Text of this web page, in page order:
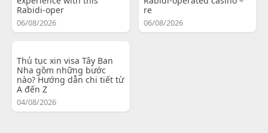
Rabidi-oper
06/08/2026
re
06/08/2026
Thủ tục xin visa Tây Ban
Nha gồm những bước
nào? Hướng dẫn chi tiết từ
A đến Z
04/08/2026